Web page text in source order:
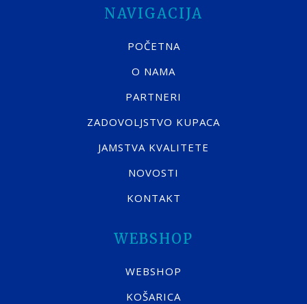
NAVIGACIJA
POČETNA
O NAMA
PARTNERI
ZADOVOLJSTVO KUPACA
JAMSTVA KVALITETE
NOVOSTI
KONTAKT
WEBSHOP
WEBSHOP
KOŠARICA